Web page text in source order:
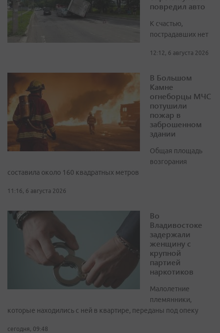
повредил авто
К счастью,
пострадавших нет
12:12, 6 августа 2026
В Большом
Камне
огнеборцы МЧС
потушили
пожар в
заброшенном
здании
Общая площадь
возгорания
составила около 160 квадратных метров
11:16, 6 августа 2026
Во
Владивостоке
задержали
женщину с
крупной
партией
наркотиков
Малолетние
племянники,
которые находились с ней в квартире, переданы под опеку
сегодня, 09:48